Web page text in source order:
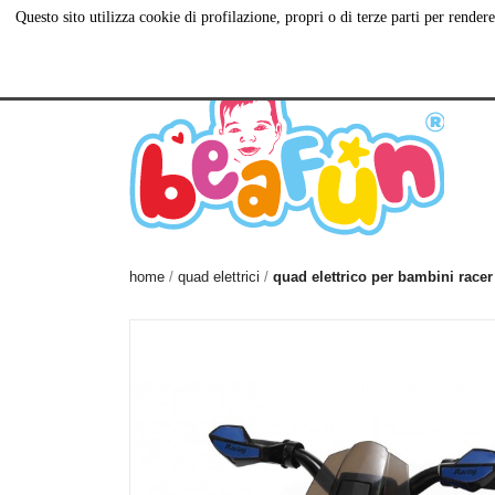
Questo sito utilizza cookie di profilazione, propri o di terze parti per
081 560 55 20
Via Antiniana, 115,
home quad elettrici quad elettrico per bambini